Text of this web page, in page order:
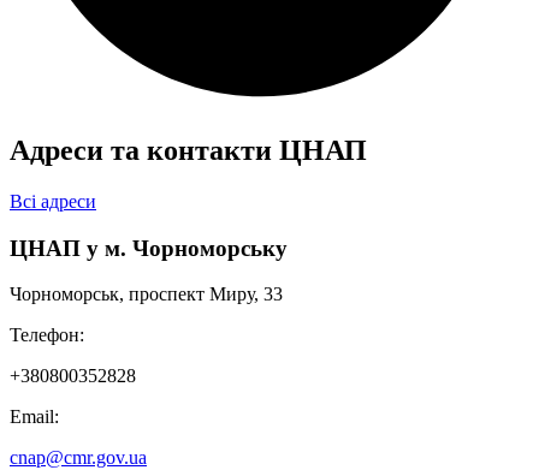
Видача картки платника податків, сформованої
Адреси та контакти ЦНАП
Всі адреси
ЦНАП у м. Чорноморську
Чорноморськ, проспект Миру, 33
Телефон:
+380800352828
Email:
cnap@cmr.gov.ua